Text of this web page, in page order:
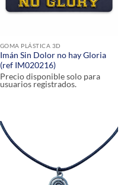
GOMA PLÁSTICA 3D
Imán Sin Dolor no hay Gloria
(ref IM020216)
Precio disponible solo para
usuarios registrados.